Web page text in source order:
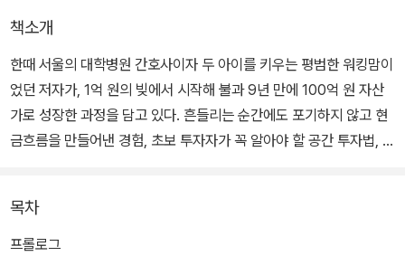
책소개
한때 서울의 대학병원 간호사이자 두 아이를 키우는 평범한 워킹맘이
었던 저자가, 1억 원의 빚에서 시작해 불과 9년 만에 100억 원 자산
가로 성장한 과정을 담고 있다. 흔들리는 순간에도 포기하지 않고 현
금흐름을 만들어낸 경험, 초보 투자자가 꼭 알아야 할 공간 투자법, 그
명의 수강생에게 실질적인 도움을 주고 있는 투자 철학과 노하우가
고스란히 녹아 있다.
목차
프롤로그